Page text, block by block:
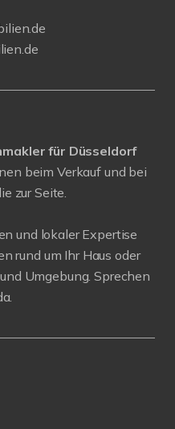
für Düsseldorf
beim Verkauf und bei
zur Seite.
und lokaler Expertise
rund um Ihr Haus oder
Umgebung. Sprechen